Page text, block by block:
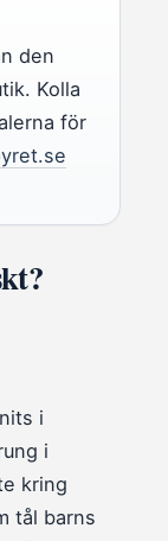
den
Kolla
för
i
i
kring
tål barns